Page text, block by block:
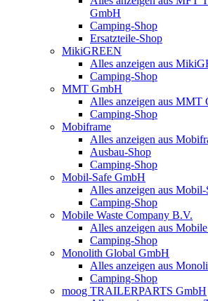
GmbH
Camping-Shop
Ersatzteile-Shop
MikiGREEN
Alles anzeigen aus
Camping-Shop
MMT GmbH
Alles anzeigen aus MMT
Camping-Shop
Mobiframe
Alles anzeigen aus
Ausbau-Shop
Camping-Shop
Mobil-Safe GmbH
Alles anzeigen aus
Camping-Shop
Mobile Waste Company B.V.
Alles anzeigen aus
Camping-Shop
Monolith Global GmbH
Alles anzeigen aus
Camping-Shop
moog TRAILERPARTS GmbH